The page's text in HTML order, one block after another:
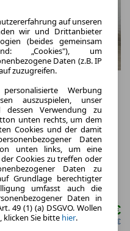
ab mtl.406,88 €
netto mtl. 341,18 €
auf unseren
wir und Drittanbieter
(beides gemeinsam
„Cookies"), um
Daten (z.B. IP
zuzugreifen.
Werbung
auszuspielen, unser
Verwendung zu
unten rechts, um dem
Cookies und der damit
Daten
unten links, um eine
Cookies zu treffen oder
Daten zu
Grundlage berechtigter
umfasst auch die
Daten in
49 (1) (a) DSGVO. Wollen
klicken Sie bitte hier.